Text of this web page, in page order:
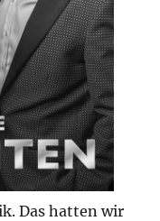
Das hatten wir